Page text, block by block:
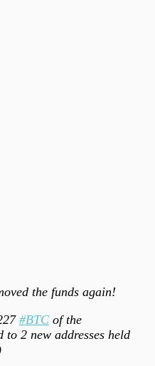
the funds again!
#BTC of the
to 2 new addresses held